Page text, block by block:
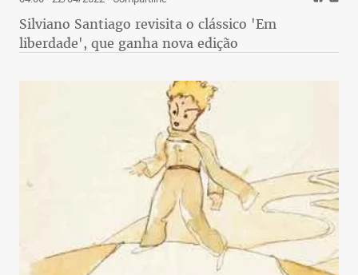
Silviano Santiago revisita o clássico 'Em
liberdade', que ganha nova edição